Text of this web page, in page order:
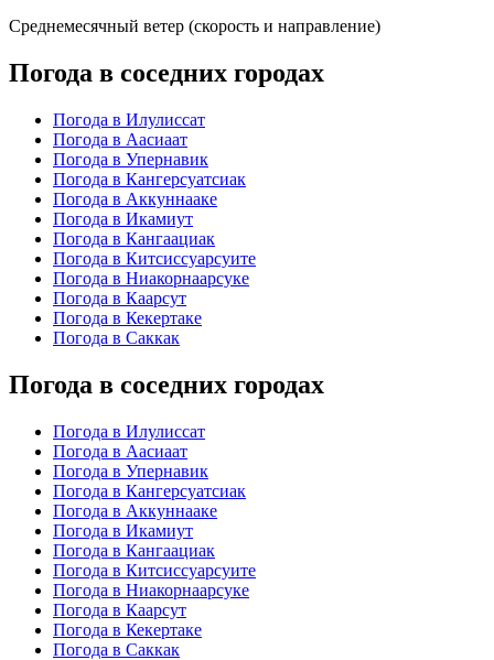
Среднемесячный ветер (скорость и направление)
Погода в соседних городах
Погода в Илулиссат
Погода в Аасиаат
Погода в Упернавик
Погода в Кангерсуатсиак
Погода в Аккуннааке
Погода в Икамиут
Погода в Кангаациак
Погода в Китсиссуарсуите
Погода в Ниакорнаарсуке
Погода в Каарсут
Погода в Кекертаке
Погода в Саккак
Погода в соседних городах
Погода в Илулиссат
Погода в Аасиаат
Погода в Упернавик
Погода в Кангерсуатсиак
Погода в Аккуннааке
Погода в Икамиут
Погода в Кангаациак
Погода в Китсиссуарсуите
Погода в Ниакорнаарсуке
Погода в Каарсут
Погода в Кекертаке
Погода в Саккак